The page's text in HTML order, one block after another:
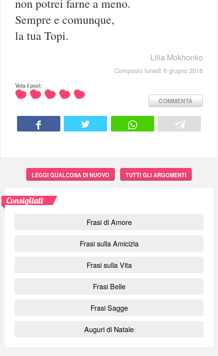
non potrei farne a meno.
Sempre e comunque,
la tua Topi.
Lilia Mokhonko
Composto lunedì 6 giugno 2016
Vota il post:
COMMENTA
LEGGI QUALCOSA DI NUOVO TUTTI GLI ARGOMENTI
Consigliati
Frasi di Amore
Frasi sulla Amicizia
Frasi sulla Vita
Frasi Belle
Frasi Sagge
Auguri di Natale